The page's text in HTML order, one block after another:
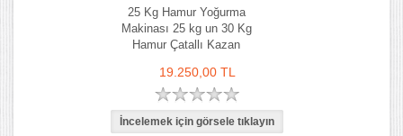
25 Kg Hamur Yoğurma
Makinası 25 kg un 30 Kg
Hamur Çatallı Kazan
19.250,00 TL